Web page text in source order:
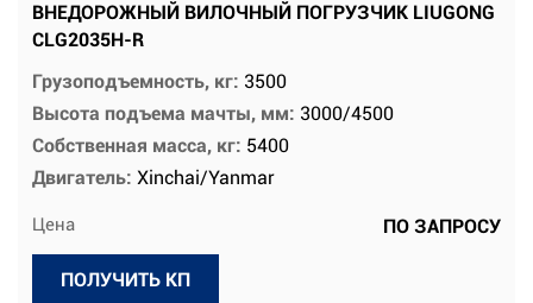
ВНЕДОРОЖНЫЙ ВИЛОЧНЫЙ ПОГРУЗЧИК LIUGONG
CLG2035H-R
Грузоподъемность, кг: 3500
Высота подъема мачты, мм: 3000/4500
Собственная масса, кг: 5400
Двигатель: Xinchai/Yanmar
Цена ПО ЗАПРОСУ
ПОЛУЧИТЬ КП